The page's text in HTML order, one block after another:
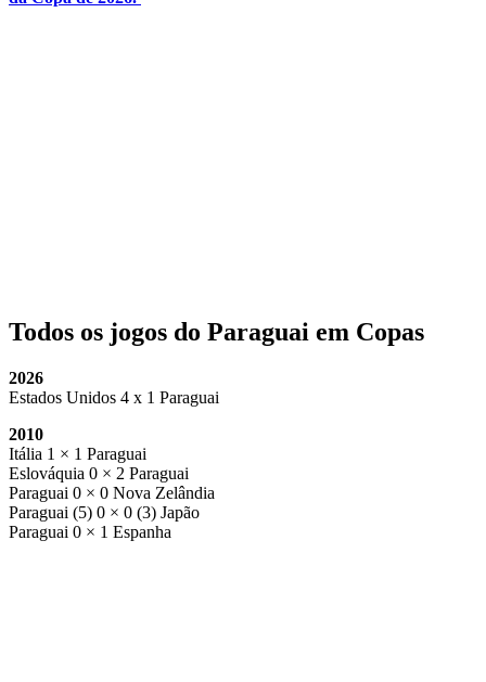
Todos os jogos do Paraguai em Copas
2026
Estados Unidos 4 x 1 Paraguai
2010
Itália 1 × 1 Paraguai
Eslováquia 0 × 2 Paraguai
Paraguai 0 × 0 Nova Zelândia
Paraguai (5) 0 × 0 (3) Japão
Paraguai 0 × 1 Espanha